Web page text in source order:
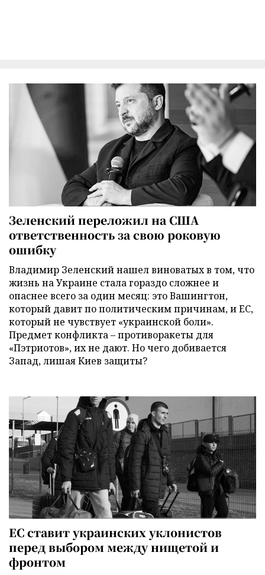
Зеленский переложил на США
ответственность за свою роковую
ошибку
Владимир Зеленский нашел виноватых в том, что
жизнь на Украине стала гораздо сложнее и
опаснее всего за один месяц: это Вашингтон,
который давит по политическим причинам, и ЕС,
который не чувствует «украинской боли».
Предмет конфликта – противоракеты для
«Пэтриотов», их не дают. Но чего добивается
Запад, лишая Киев защиты?
ЕС ставит украинских уклонистов
перед выбором между нищетой и
фронтом